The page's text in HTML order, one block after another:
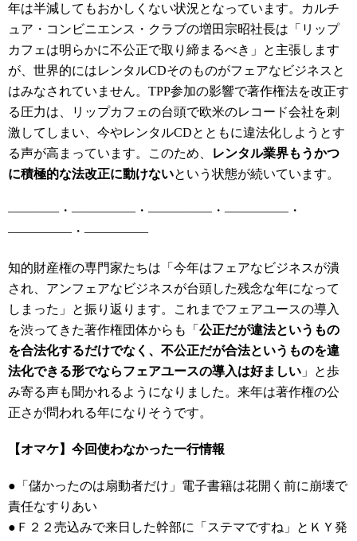
年は半減してもおかしくない状況となっています。カルチ
ュア・コンビニエンス・クラブの増田宗昭社長は「リップ
カフェは明らかに不公正で取り締まるべき」と主張します
が、世界的にはレンタルCDそのものがフェアなビジネスと
はみなされていません。TPP参加の影響で著作権法を改正す
る圧力は、リップカフェの台頭で欧米のレコード会社を刺
激してしまい、今やレンタルCDとともに違法化しようとす
る声が高まっています。このため、
レンタル業界もうかつ
に積極的な法改正に動けないという状態が続いています。
――――・―――――・―――――・―――――・
―――――・―――――
知的財産権の専門家たちは「今年はフェアなビジネスが潰
され、アンフェアなビジネスが台頭した残念な年になって
しまった」と振り返ります。これまでフェアユースの導入
を渋ってきた著作権団体からも「 公正だが違法というもの
を合法化するだけでなく、不公正だが合法というものを違
法化できる形でならフェアユースの導入は好ましい 」と歩
み寄る声も聞かれるようになりました。来年は著作権の公
正さが問われる年になりそうです。
【オマケ】今回使わなかった一行情報
●「儲かったのは扇動者だけ」電子書籍は花開く前に崩壊で
責任なすりあい
●Ｆ２２売込みで来日した幹部に「ステマですね」とＫＹ発